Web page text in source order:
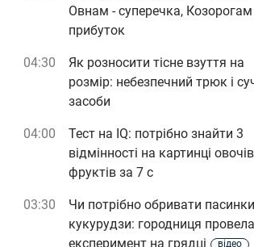
Овнам - суперечка, Козорогам
прибуток
04:30
Як розносити тісне взуття на
розмір: небезпечний трюк і
засоби
04:00
Тест на IQ: потрібно знайти 3
відмінності на картинці
фруктів за 7 с
03:30
Чи потрібно обривати
кукурудзи: городниця провела
експеримент на грядці
відео